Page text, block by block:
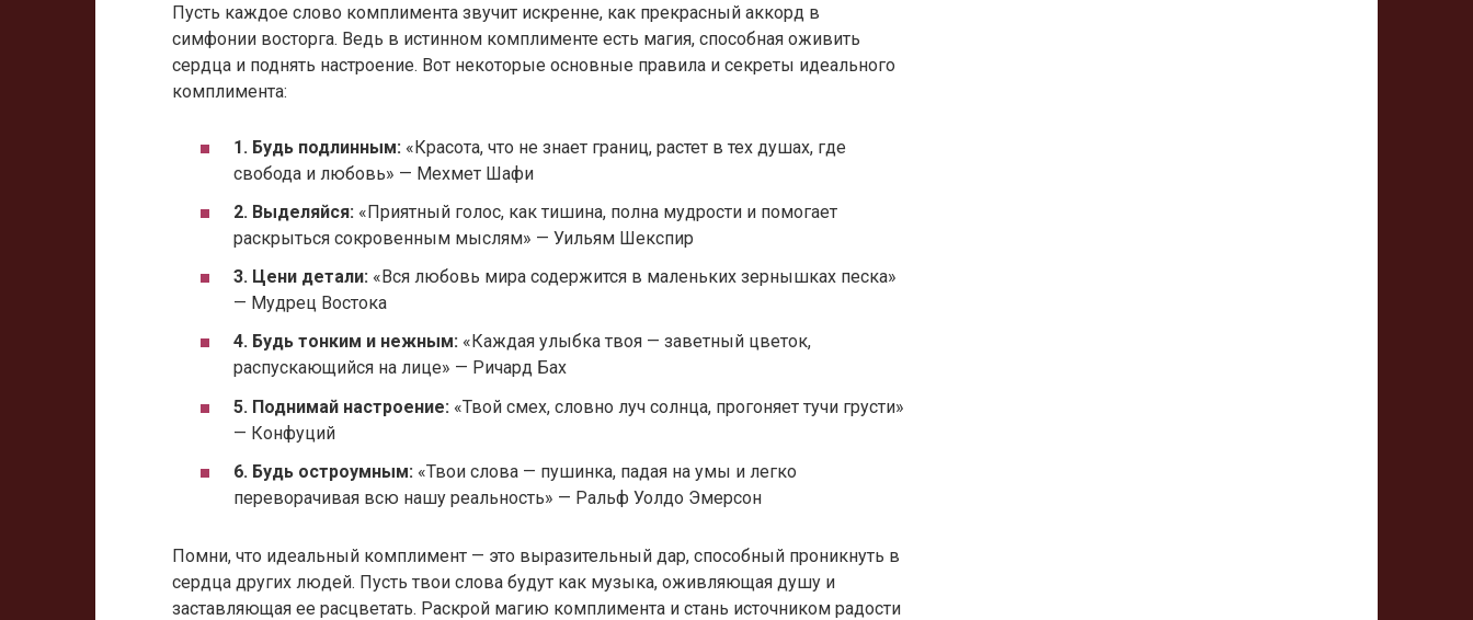
Пусть каждое слово комплимента звучит искренне, как прекрасный аккорд в
симфонии восторга. Ведь в истинном комплименте есть магия, способная оживить
сердца и поднять настроение. Вот некоторые основные правила и секреты идеального
комплимента:
1. Будь подлинным: «Красота, что не знает границ, растет в тех душах, где
свобода и любовь» — Мехмет Шафи
2. Выделяйся: «Приятный голос, как тишина, полна мудрости и помогает
раскрыться сокровенным мыслям» — Уильям Шекспир
3. Цени детали: «Вся любовь мира содержится в маленьких зернышках песка»
— Мудрец Востока
4. Будь тонким и нежным: «Каждая улыбка твоя — заветный цветок,
распускающийся на лице» — Ричард Бах
5. Поднимай настроение: «Твой смех, словно луч солнца, прогоняет тучи грусти»
— Конфуций
6. Будь остроумным: «Твои слова — пушинка, падая на умы и легко
переворачивая всю нашу реальность» — Ральф Уолдо Эмерсон
Помни, что идеальный комплимент — это выразительный дар, способный проникнуть в
сердца других людей. Пусть твои слова будут как музыка, оживляющая душу и
заставляющая ее расцветать. Раскрой магию комплимента и стань источником радости